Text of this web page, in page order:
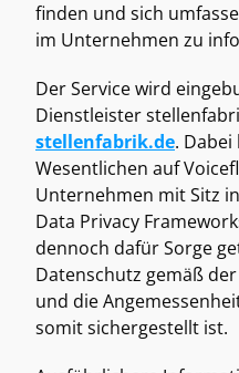
finden und sich
im Unternehmen zu
Der Service wird
stellenfabrik.de.
Wesentlichen auf
Unternehmen mit Sitz
Data Privacy
dennoch dafür Sorge
Datenschutz gemäß
und die
somit sichergestellt ist.